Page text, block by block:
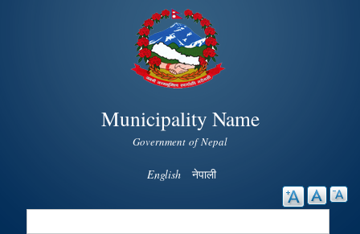
Skip to
main
content
Municipality Name
Government of Nepal
English नेपाली
Search